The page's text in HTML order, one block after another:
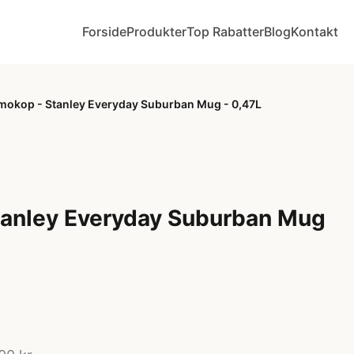
ForsideProdukterTop RabatterBlogKontakt
- Stanley Everyday Suburban Mug - 0,47L
Everyday Suburban Mug